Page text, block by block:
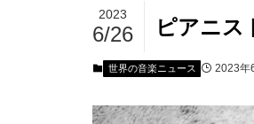
ピアニス
2023
6/26
世界の音楽ニュース 2023年